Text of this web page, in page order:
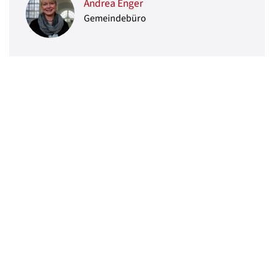
Andrea Enger
Gemeindebüro